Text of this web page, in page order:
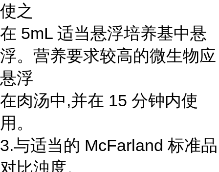
使之
在 5mL 适当悬浮培养基中悬
浮。营养要求较高的微生物应
悬浮
在肉汤中,并在 15 分钟内使
用。
3.与适当的 McFarland 标准品
对比浊度。